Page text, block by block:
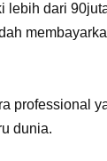
lebih dari
professional
dunia.